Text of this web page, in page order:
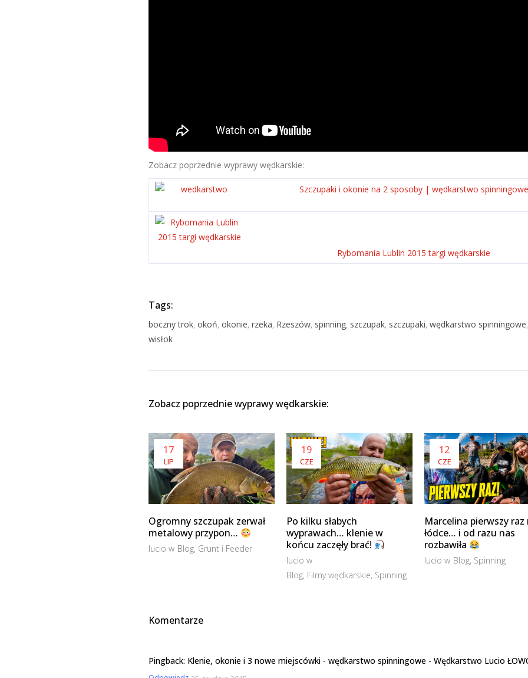
Zobacz poprzednie wyprawy wędkarskie:
Szczupaki i okonie na 2 sposoby | wędkarstwo spinningowe
Rybomania Lublin 2015 targi wędkarskie
Tags:
boczny trok, okoń, okonie, rzeka, Rzeszów, spinning, szczupak, szczupaki, wędkarstwo spinningowe,
wisłok
Zobacz poprzednie wyprawy wędkarskie:
17
LIP
Ogromny szczupak zerwał
metalowy przypon…
lucio w Blog, Grunt i Feeder
19
CZE
Po kilku słabych
wyprawach… klenie w
końcu zaczęły brać!
luciow
Blog, Filmy wędkarskie, Spinning
12
CZE
Marcelina pierwszy raz
łódce… i od razu nas
rozbawiła
luciow Blog, Spinning
Komentarze
Pingback: Klenie, okonie i 3 nowe miejscówki - wędkarstwo spinningowe - Wędkarstwo Lucio